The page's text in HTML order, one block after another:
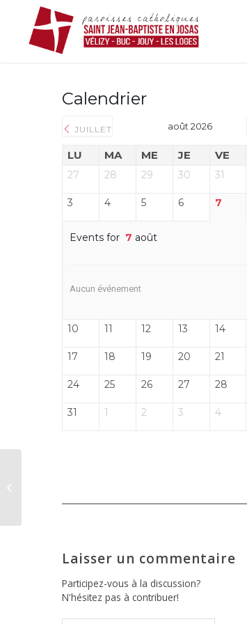
Calendrier
JUILLET août 2026
LU MA ME JE VE
27 28 29 30 31
3 4 5 6 7
Events for 7 août
Aucun événement
10 11 12 13 14
17 18 19 20 21
24 25 26 27 28
31 1 2 3 4
Laisser un commentaire
Participez-vous à la discussion?
N'hésitez pas à contribuer!